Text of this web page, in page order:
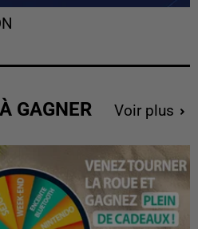
GAGNER Voir plus